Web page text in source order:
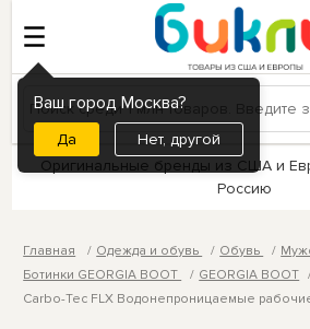
Ваш город Москва?
Нет, другой
Оригинальные бренды из США и
Россию
Главная Одежда и обувь Обувь
Ботинки GEORGIA BOOT
GEORGIA BOOT
Carbo-Tec FLX Водонепроницаемые